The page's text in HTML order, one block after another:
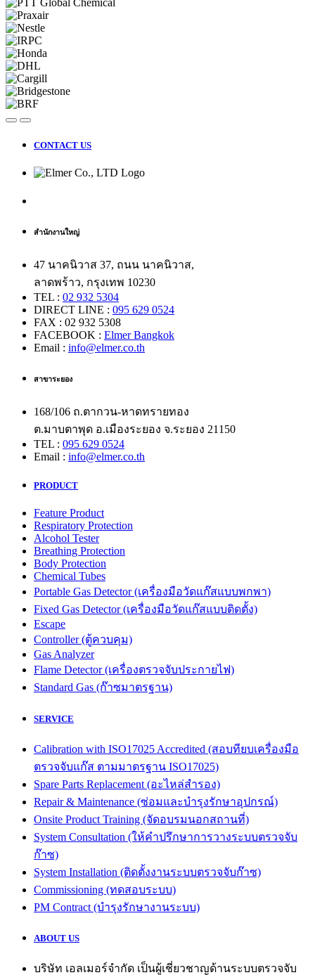
CONTACT US
สำนักงานใหญ่
47 นาคนิวาส 37, ถนน นาคนิวาส,
ลาดพร้าว, กรุงเทพ 10230
TEL : 02 932 5304
DIRECT LINE : 095 629 0524
FAX : 02 932 5308
FACEBOOK : Elmer Bangkok
Email : info@elmer.co.th
สาขาระยอง
168/106 ถ.ตากวน-หาดทรายทอง
ต.มาบตาพุด อ.เมืองระยอง จ.ระยอง 21150
TEL : 095 629 0524
Email : info@elmer.co.th
PRODUCT
Feature Product
Respiratory Protection
Alcohol Tester
Breathing Protection
Body Protection
Chemical Tubes
Portable Gas Detector (เครื่องมือวัดแก๊สแบบพกพา)
Fixed Gas Detector (เครื่องมือวัดแก๊สแบบติดตั้ง)
Escape
Controller (ตู้ควบคุม)
Gas Analyzer
Flame Detector (เครื่องตรวจจับประกายไฟ)
Standard Gas (ก๊าซมาตรฐาน)
SERVICE
Calibration with ISO17025 Accredited (สอบทียบเครื่องมือ
ตรวจจับแก๊ส ตามมาตรฐาน ISO17025)
Spare Parts Replacement (อะไหล่สำรอง)
Repair & Maintenance (ซ่อมและบำรุงรักษาอุปกรณ์)
Onsite Product Training (จัดอบรมนอกสถานที่)
System Consultation (ให้คำปรึกษาการวางระบบตรวจจับ
ก๊าซ)
System Installation (ติดตั้งงานระบบตรวจจับก๊าซ)
Commissioning (ทดสอบระบบ)
PM Contract (บำรุงรักษางานระบบ)
ABOUT US
บริษัท เอลเมอร์จำกัด เป็นผู้เชี่ยวชาญด้านระบบตรวจจับ